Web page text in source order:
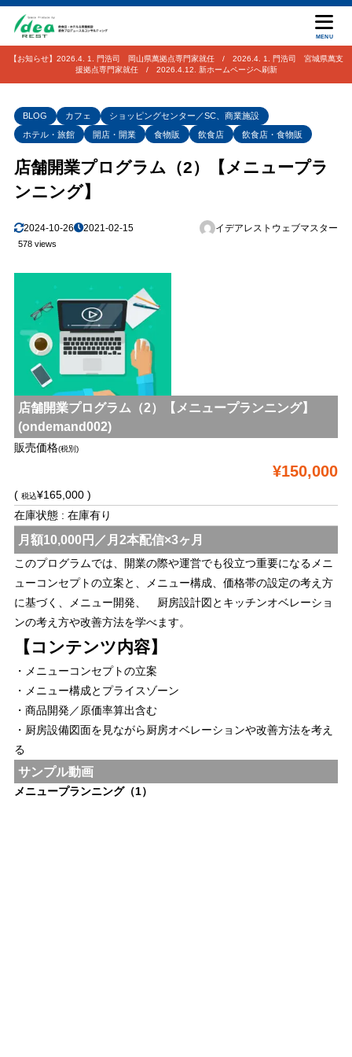
MENU
【お知らせ】2026.4. 1. 門浩司 岡山県萬拠点専門家就任 / 2026.4. 1. 門浩司 宮城県萬支
援拠点専門家就任 / 2026.4.12. 新ホームページへ刷新
BLOG カフェ
ショッピングセンター／SC、商業施設
ホテル・旅館
開店・開業 食物販 飲食店 飲食店・食物販
店舗開業プログラム（2）【メニュープラ
ンニング】
2024-10-26 2021-02-15 イデアレストウェブマスター
578 views
店舗開業プログラム（2）【メニュープランニング】
(ondemand002)
販売価格(税別)
¥150,000
( 税込¥165,000 )
在庫状態 : 在庫有り
月額10,000円／月2本配信×3ヶ月
このプログラムでは、開業の際や運営でも役立つ重要になるメニ
ューコンセプトの立案と、メニュー構成、価格帯の設定の考え方
に基づく、メニュー開発、 厨房設計図とキッチンオベレーショ
ンの考え方や改善方法を学べます。
【コンテンツ内容】
・メニューコンセプトの立案
・メニュー構成とプライスゾーン
・商品開発／原価率算出含む
・厨房設備図面を見ながら厨房オベレーションや改善方法を考え
る
サンプル動画
メニュープランニング（1）